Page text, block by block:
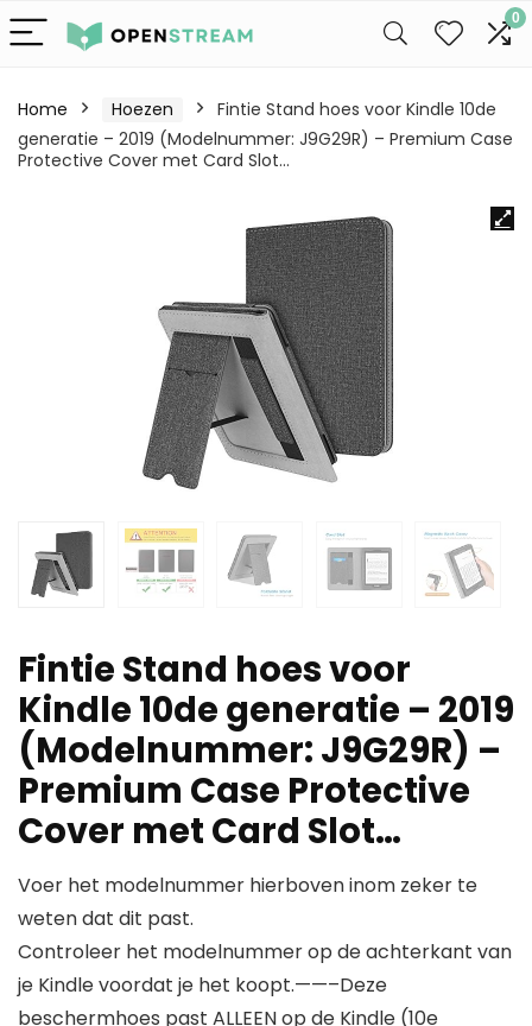
0
Home Hoezen
Fintie Stand hoes voor Kindle 10de
generatie – 2019 (Modelnummer: J9G29R) – Premium Case
Protective Cover met Card Slot…
Fintie Stand hoes voor
Kindle 10de generatie – 2019
(Modelnummer: J9G29R) –
Premium Case Protective
Cover met Card Slot…
Voer het modelnummer hierboven inom zeker te
weten dat dit past.
Controleer het modelnummer op de achterkant van
je Kindle voordat je het koopt.——–Deze
beschermhoes past ALLEEN op de Kindle (10e